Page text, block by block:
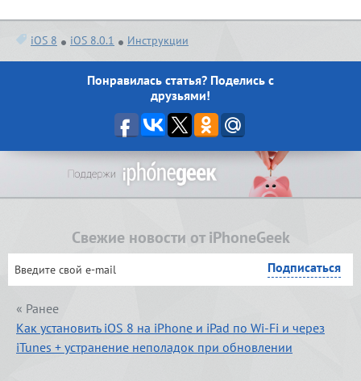
iOS 8 iOS 8.0.1 Инструкции
Понравилась статья? Поделись с
друзьями!
Свежие новости от iPhoneGeek
« Ранее
Как установить iOS 8 на iPhone и iPad по Wi-Fi и через
iTunes + устранение неполадок при обновлении